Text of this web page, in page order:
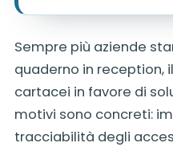
Sempre più aziende
quaderno in reception,
cartacei in favore di
motivi sono concreti:
tracciabilità degli